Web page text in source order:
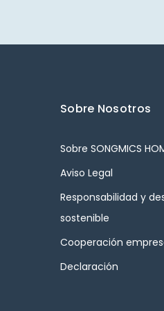
Sobre Nosotros
Sobre SONGMICS
Aviso Legal
Responsabilidad y
sostenible
Cooperación
Declaración